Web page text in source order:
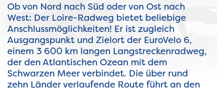
Ob von Nord nach Süd oder von Ost nach
West: Der Loire-Radweg bietet beliebige
Anschlussmöglichkeiten! Er ist zugleich
Ausgangspunkt und Zielort der EuroVelo 6,
einem 3 600 km langen Langstreckenradweg,
der den Atlantischen Ozean mit dem
Schwarzen Meer verbindet. Die über rund
zehn Länder verlaufende Route führt an den